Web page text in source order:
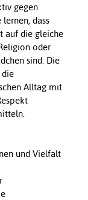
gegen
dass
auf die gleiche
oder
sind. Die
die
Alltag mit
und Vielfalt